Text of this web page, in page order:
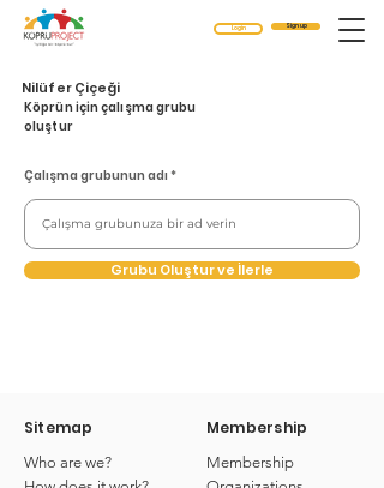
Sign up
Login
Nilüfer Çiçeği
Köprün için çalışma grubu
oluştur
Çalışma grubunun adı
Grubu Oluştur ve İlerle
Sitemap
Who are we?
Membership
Membership